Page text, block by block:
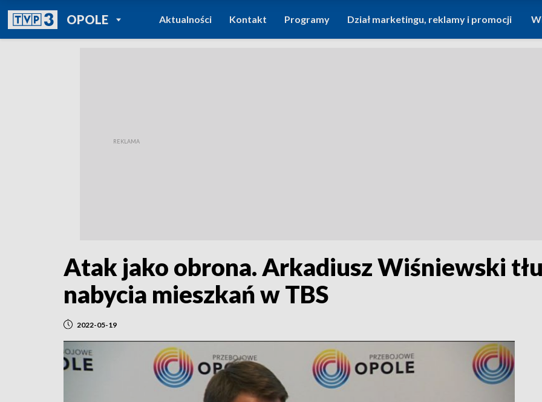
OPOLEPOWRÓT DO
TVP REGIONY
Aktualności Kontakt Programy Dział marketingu, reklamy i promocji
Atak jako obrona. Arkadiusz Wiśniewski
nabycia mieszkań w TBS
2022-05-19